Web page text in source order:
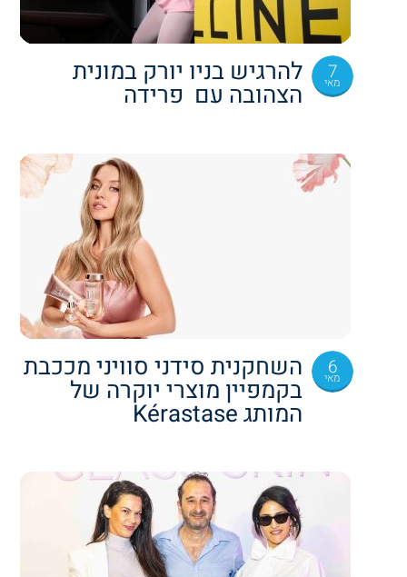
7
מאי להרגיש בניו יורק במונית
הצהובה עם פרידה
6
מאי השחקנית סידני סוויני מככבת
בקמפיין מוצרי יוקרה של
המותג Kérastase